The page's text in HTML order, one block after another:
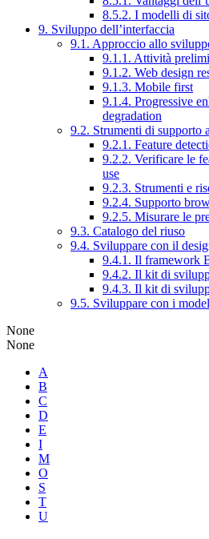
8.5.2. I modelli di
9. Sviluppo dell’interfaccia
9.1. Approccio allo
9.1.1. Attività
9.1.2. Web design
9.1.3. Mobile first
9.1.4. Progressive
degradation
9.2. Strumenti di supporto
9.2.1. Feature
9.2.2. Verificare le
use
9.2.3. Strumenti e
9.2.4. Supporto
9.2.5. Misurare le
9.3. Catalogo del riuso
9.4. Sviluppare con il
9.4.1. Il framework
9.4.2. Il kit di
9.4.3. Il kit di
9.5. Sviluppare con i
None
None
A
B
C
D
E
I
M
O
S
T
U